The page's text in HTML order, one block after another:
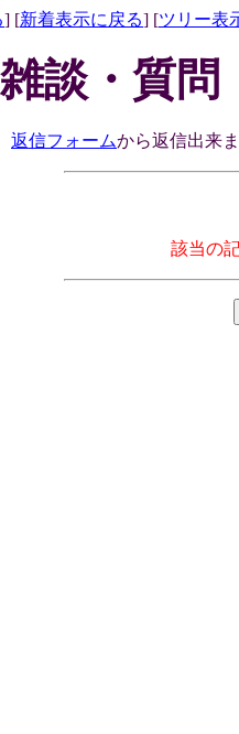
] [新着表示に戻る] [ツリー表
雑談・質問
返信フォームから返信出来
該当の